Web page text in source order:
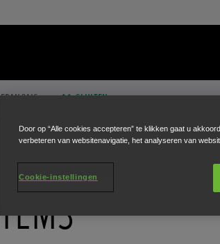
FRANÇAIS SLUITEN
Door op “Alle cookies accepteren” te klikken gaat u
verbeteren van websitenavigatie, het analyseren van
Cookie-instellingen